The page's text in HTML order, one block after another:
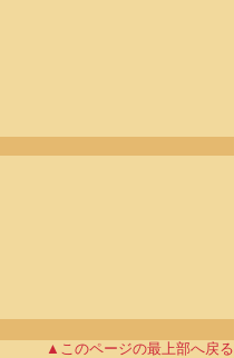
▲このページの最上部へ戻る